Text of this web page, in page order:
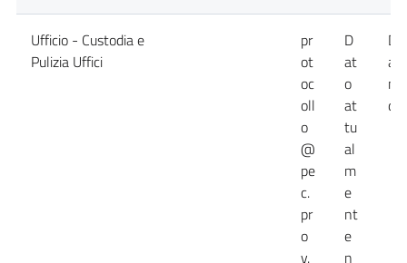
Ufficio - Custodia e
Pulizia Uffici
pr
ot
oc
oll
o
@
pe
c.
pr
o
v.
D
at
o
at
tu
al
m
e
nt
e
n